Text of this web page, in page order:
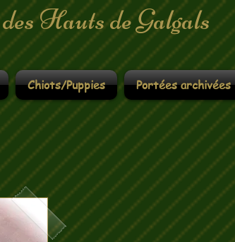
Hauts de Galgals
Chiots/Puppies Portées archivées